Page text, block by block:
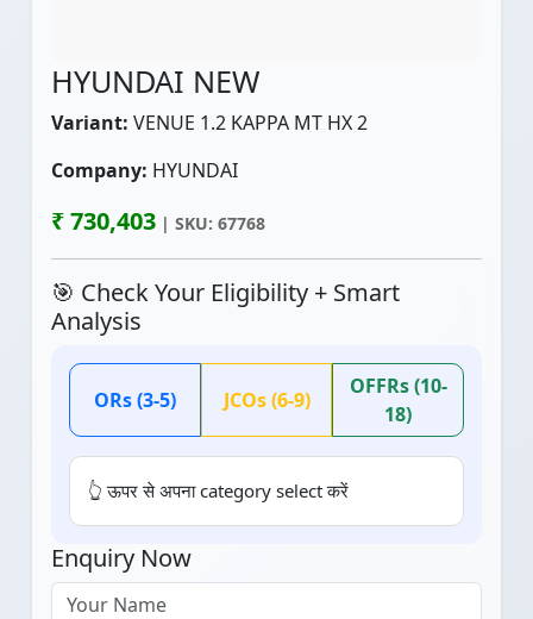
HYUNDAI NEW
Variant: VENUE 1.2 KAPPA MT HX 2
Company: HYUNDAI
₹ 730,403 | SKU: 67768
🎯 Check Your Eligibility + Smart
Analysis
ORs (3-5) JCOs (6-9)
OFFRs (10-
18)
👆 ऊपर से अपना category select करें
Enquiry Now